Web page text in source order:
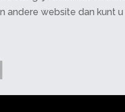
andere website dan kunt